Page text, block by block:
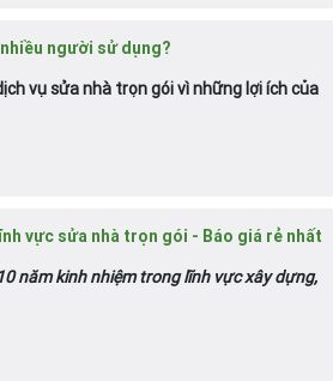
người sử dụng?
vụ sửa nhà trọn gói vì những lợi ích của
vực sửa nhà trọn gói - Báo giá rẻ nhất
năm kinh nhiệm trong lĩnh vực xây dựng,